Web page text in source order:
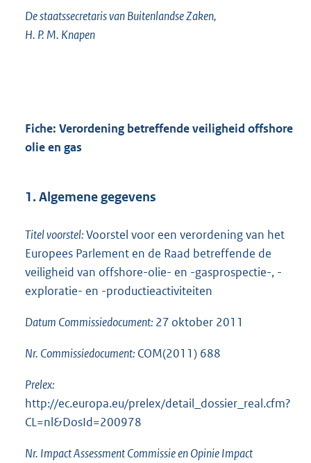
De staatssecretaris van Buitenlandse Zaken,
H. P. M. Knapen
Fiche: Verordening betreffende veiligheid offshore
olie en gas
1. Algemene gegevens
Titel voorstel:Voorstel voor een verordening van het
Europees Parlement en de Raad betreffende de
veiligheid van offshore-olie- en -gasprospectie-, -
exploratie- en -productieactiviteiten
Datum Commissiedocument: 27 oktober 2011
Nr. Commissiedocument: COM(2011) 688
Prelex:
http://ec.europa.eu/prelex/detail_dossier_real.cfm?
CL=nl&DosId=200978
Nr. Impact Assessment Commissie en Opinie Impact